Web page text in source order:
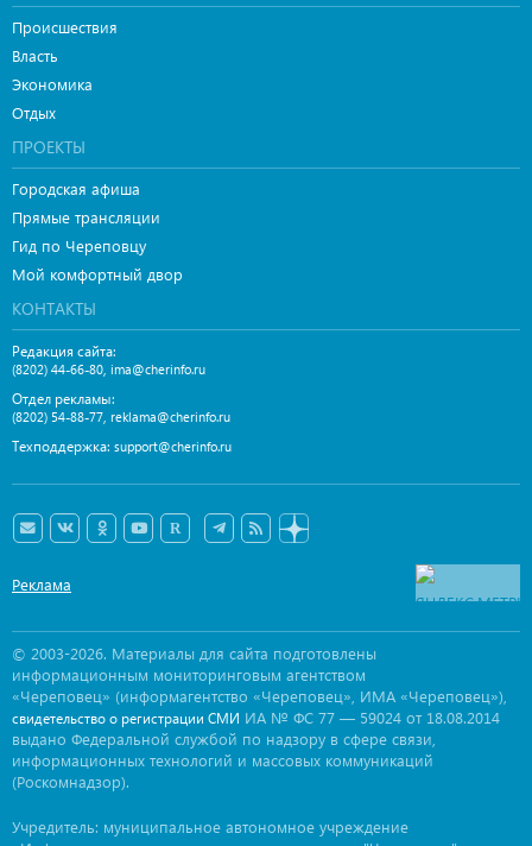
Происшествия
Власть
Экономика
Отдых
ПРОЕКТЫ
Городская афиша
Прямые трансляции
Гид по Череповцу
Мой комфортный двор
КОНТАКТЫ
Редакция сайта:
(8202) 44-66-80, ima@cherinfo.ru
Отдел рекламы:
(8202) 54-88-77, reklama@cherinfo.ru
Техподдержка: support@cherinfo.ru
Реклама
© 2003-2026. Материалы для сайта подготовлены
информационным мониторинговым агентством
«Череповец» (информагентство «Череповец», ИМА «Череповец»),
свидетельство о регистрации СМИ ИА № ФС 77 — 59024 от 18.08.2014
выдано Федеральной службой по надзору в сфере связи,
информационных технологий и массовых коммуникаций
(Роскомнадзор).
Учредитель: муниципальное автономное учреждение